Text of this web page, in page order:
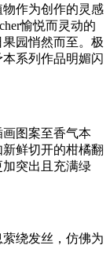
作为创作的灵感
愉悦而灵动的
园悄然而至。极
系列作品明媚闪
图案至香气本
鲜切开的柑橘翻
突出且充满绿
绕发丝，仿佛为